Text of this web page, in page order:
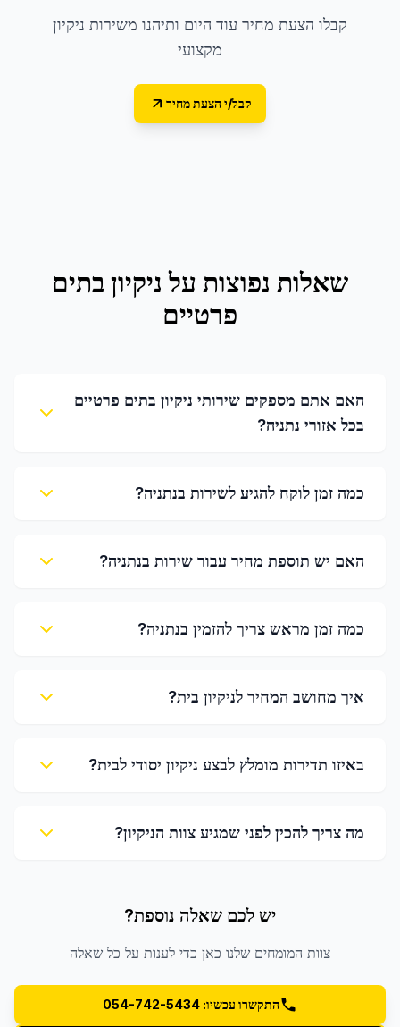
קבלו הצעת מחיר עוד היום ותיהנו משירות ניקיון
מקצועי
קבל/י הצעת מחיר
שאלות נפוצות על ניקיון בתים
פרטיים
האם אתם מספקים שירותי ניקיון בתים פרטיים
בכל אזורי נתניה?
כמה זמן לוקח להגיע לשירות בנתניה?
האם יש תוספת מחיר עבור שירות בנתניה?
כמה זמן מראש צריך להזמין בנתניה?
איך מחושב המחיר לניקיון בית?
באיזו תדירות מומלץ לבצע ניקיון יסודי לבית?
מה צריך להכין לפני שמגיע צוות הניקיון?
יש לכם שאלה נוספת?
צוות המומחים שלנו כאן כדי לענות על כל שאלה
התקשרו עכשיו: 054-742-5434